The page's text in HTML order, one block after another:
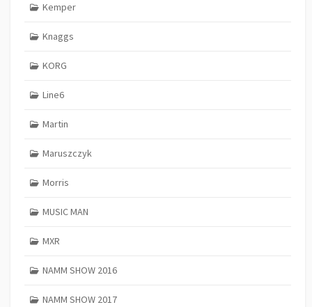
Kemper
Knaggs
KORG
Line6
Martin
Maruszczyk
Morris
MUSIC MAN
MXR
NAMM SHOW 2016
NAMM SHOW 2017